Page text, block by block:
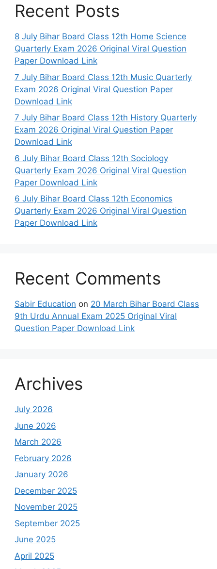
Recent Posts
8 July Bihar Board Class 12th Home Science
Quarterly Exam 2026 Original Viral Question
Paper Download Link
7 July Bihar Board Class 12th Music Quarterly
Exam 2026 Original Viral Question Paper
Download Link
7 July Bihar Board Class 12th History Quarterly
Exam 2026 Original Viral Question Paper
Download Link
6 July Bihar Board Class 12th Sociology
Quarterly Exam 2026 Original Viral Question
Paper Download Link
6 July Bihar Board Class 12th Economics
Quarterly Exam 2026 Original Viral Question
Paper Download Link
Recent Comments
Sabir Education on 20 March Bihar Board Class
9th Urdu Annual Exam 2025 Original Viral
Question Paper Download Link
Archives
July 2026
June 2026
March 2026
February 2026
January 2026
December 2025
November 2025
September 2025
June 2025
April 2025